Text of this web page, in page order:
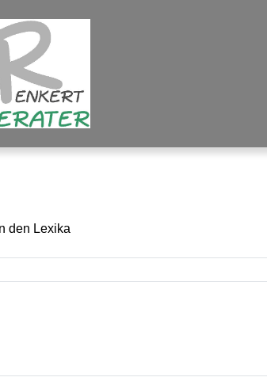
den Lexika